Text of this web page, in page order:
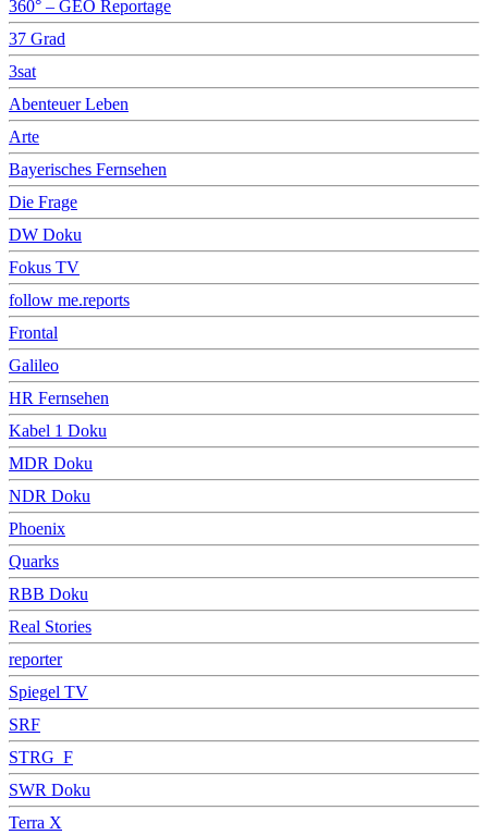
360° – GEO Reportage
37 Grad
3sat
Abenteuer Leben
Arte
Bayerisches Fernsehen
Die Frage
DW Doku
Fokus TV
follow me.reports
Frontal
Galileo
HR Fernsehen
Kabel 1 Doku
MDR Doku
NDR Doku
Phoenix
Quarks
RBB Doku
Real Stories
reporter
Spiegel TV
SRF
STRG_F
SWR Doku
Terra X